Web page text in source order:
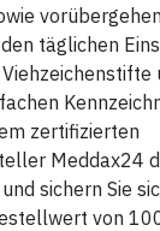
täglichen
zertifizierten
Meddax24
sichern Sie
von